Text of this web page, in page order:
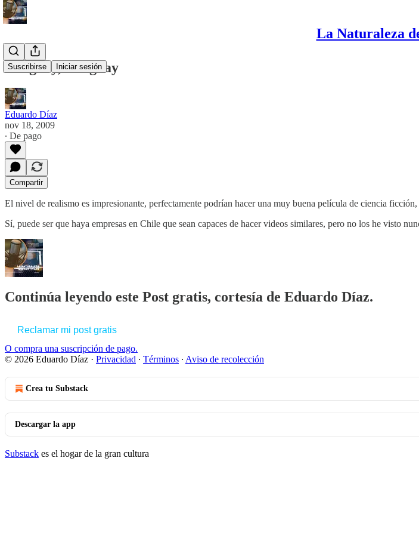
La Naturaleza
Suscribirse Iniciar sesión
Uruguay, Uruguay
Eduardo Díaz
nov 18, 2009
∙ De pago
Compartir
El nivel de realismo es impresionante, perfectamente podrían hacer una muy buena película de ciencia
Sí, puede ser que haya empresas en Chile que sean capaces de hacer videos similares, pero no los he visto
Continúa leyendo este Post gratis, cortesía de Eduardo Díaz.
Reclamar mi post gratis
O compra una suscripción de pago.
© 2026 Eduardo Díaz · Privacidad ∙ Términos ∙ Aviso de recolección
Crea tu Substack
Descargar la app
Substack es el hogar de la gran cultura